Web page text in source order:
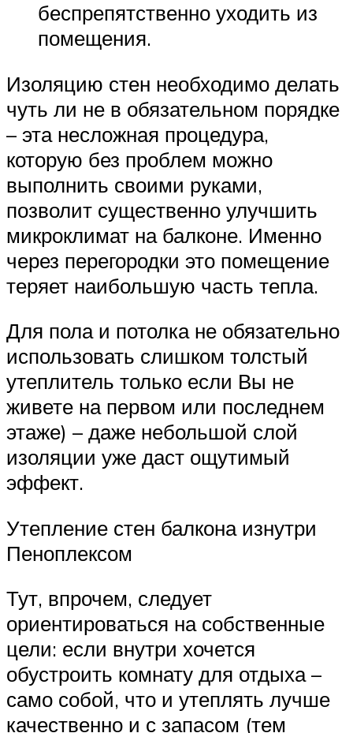
беспрепятственно уходить из
помещения.
Изоляцию стен необходимо делать
чуть ли не в обязательном порядке
– эта несложная процедура,
которую без проблем можно
выполнить своими руками,
позволит существенно улучшить
микроклимат на балконе. Именно
через перегородки это помещение
теряет наибольшую часть тепла.
Для пола и потолка не обязательно
использовать слишком толстый
утеплитель только если Вы не
живете на первом или последнем
этаже) – даже небольшой слой
изоляции уже даст ощутимый
эффект.
Утепление стен балкона изнутри
Пеноплексом
Тут, впрочем, следует
ориентироваться на собственные
цели: если внутри хочется
обустроить комнату для отдыха –
само собой, что и утеплять лучше
качественно и с запасом (тем